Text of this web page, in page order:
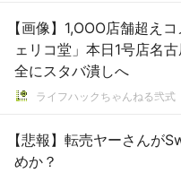
【画像】1,OOO店舗超え
ェリコ堂」本日1号店名
全にスタバ潰しへ
ライフハックちゃんねる弐式
【悲報】転売ヤーさんが
めか？